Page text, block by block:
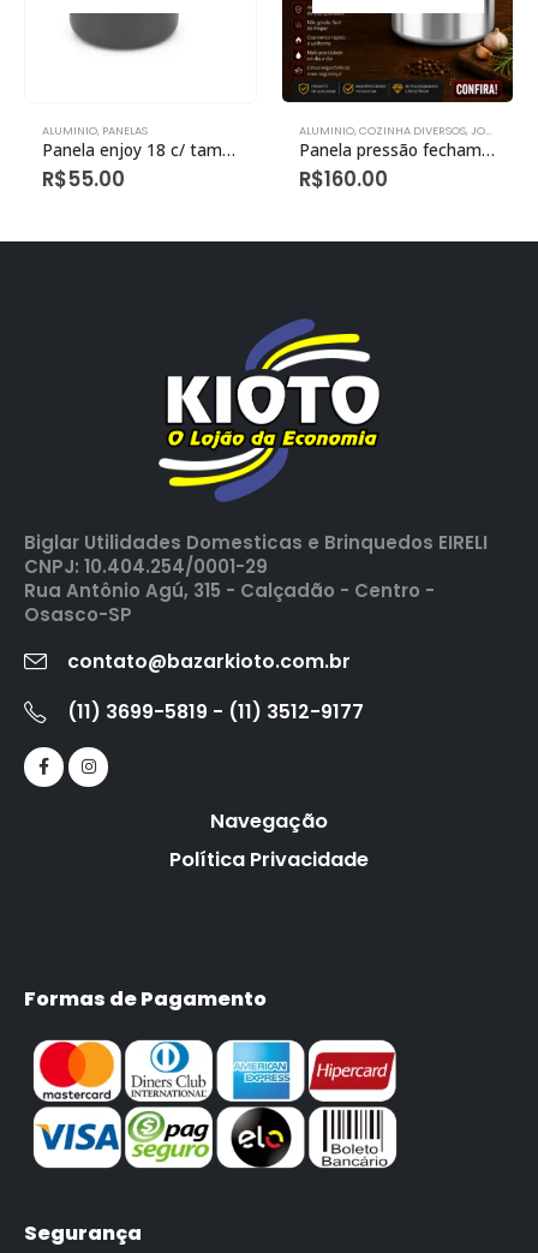
ALUMINIO, PANELAS
Panela enjoy 18 c/ tampa vidro antiaderente cinza
R$55.00
ALUMINIO,COZINHA DIVERSOS,JOGO DE PANELAS
Panela pressão fechamento interno alumine 10l polido
R$160.00
Biglar Utilidades Domesticas e Brinquedos EIRELI
CNPJ: 10.404.254/0001-29
Rua Antônio Agú, 315 - Calçadão - Centro -
Osasco-SP
contato@bazarkioto.com.br
(11) 3699-5819 - (11) 3512-9177
Navegação
Política Privacidade
Formas de Pagamento
Segurança